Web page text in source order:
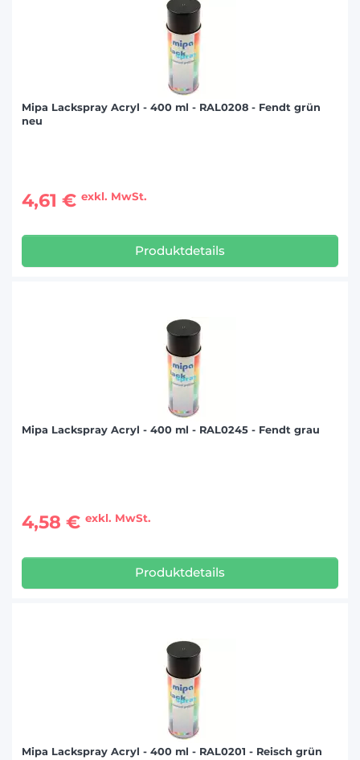
Mipa Lackspray Acryl - 400 ml - RAL0208 - Fendt grün
neu
4,61 € exkl. MwSt.
Produktdetails
Mipa Lackspray Acryl - 400 ml - RAL0245 - Fendt grau
4,58 € exkl. MwSt.
Produktdetails
Mipa Lackspray Acryl - 400 ml - RAL0201 - Reisch grün